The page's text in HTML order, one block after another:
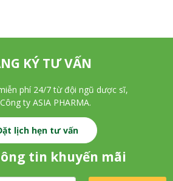
KÝ TƯ VẤN
phí 24/7 từ đội ngũ dược sĩ,
ty ASIA PHARMA.
lịch hẹn tư vấn
tin khuyến mãi